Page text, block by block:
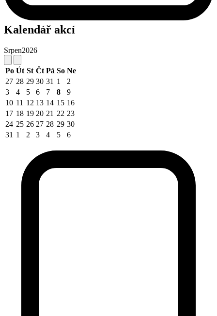
Kalendář akcí
Srpen2026
Po Út St Čt Pá So Ne
27 28 29 30 31 1
2
3
4 5 6 7 8
9
10 11 12 13 14 15 16
17 18 19 20 21 22 23
24 25 26 27 28 29 30
31 1 2 3 4 5 6